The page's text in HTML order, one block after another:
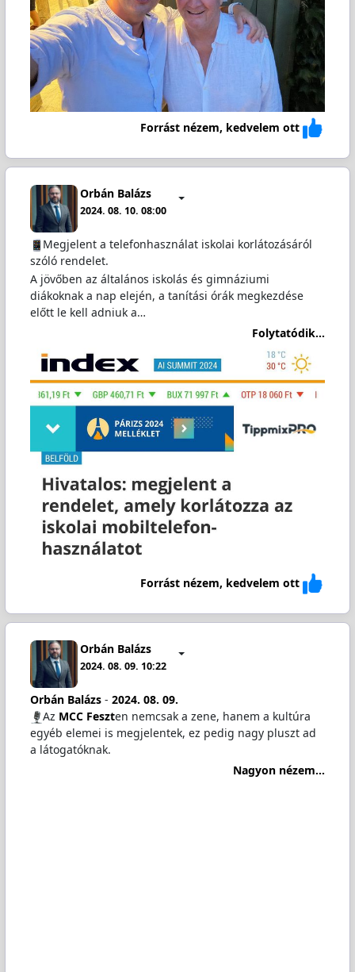
Forrást nézem, kedvelem ott
Orbán Balázs
2024. 08. 10. 08:00
Megjelent a telefonhasználat iskolai korlátozásáról
szóló rendelet.
A jövőben az általános iskolás és gimnáziumi
diákoknak a nap elején, a tanítási órák megkezdése
előtt le kell adniuk a…
Folytatódik...
Forrást nézem, kedvelem ott
Orbán Balázs
2024. 08. 09. 10:22
Orbán Balázs- 2024. 08. 09.
️Az MCC Feszten nemcsak a zene, hanem a kultúra
egyéb elemei is megjelentek, ez pedig nagy pluszt ad
a látogatóknak.
Nagyon nézem...